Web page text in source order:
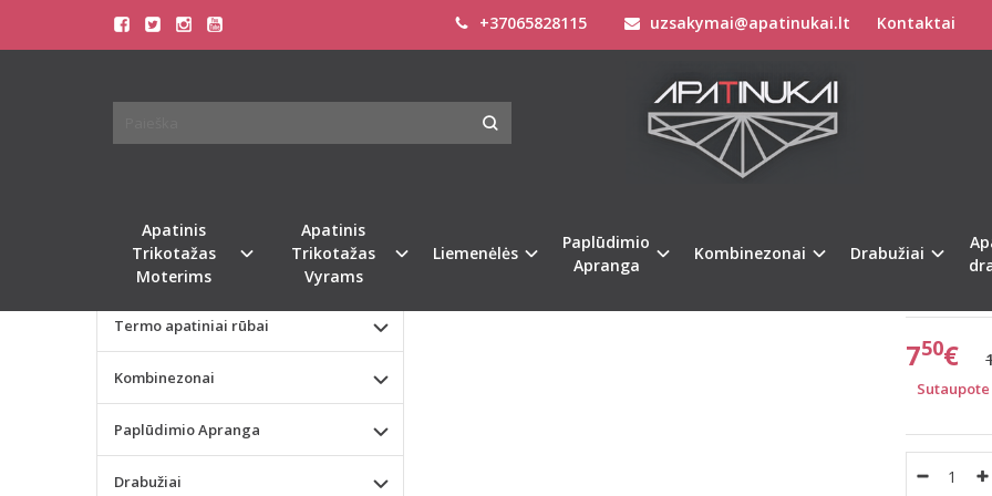
+37065828115 uzsakymai@apatinukai.lt Kontaktai
Apatinis
Trikotažas
Moterims
Apatinis
Trikotažas
Vyrams
Liemenėlės
Paplūdimio
Apranga
Kombinezonai Drabužiai
SLOGGI 44(XXL) DYDŽIO MELSVOS SPALVOS
RISE CHEEKY
750€
Sutaupote
Valentino dienos dovana
Liemenėlės
Termo apatiniai rūbai
Kombinezonai
Paplūdimio Apranga
Drabužiai